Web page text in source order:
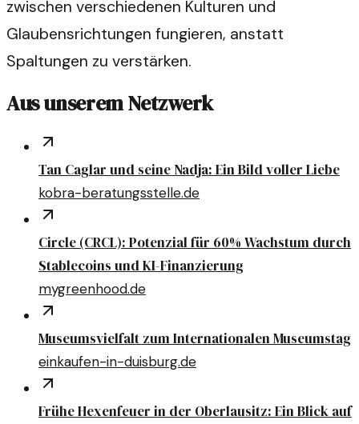
zwischen verschiedenen Kulturen und
Glaubensrichtungen fungieren, anstatt
Spaltungen zu verstärken.
Aus unserem Netzwerk
Tan Caglar und seine Nadja: Ein Bild voller Liebe
kobra-beratungsstelle.de
Circle (CRCL): Potenzial für 60% Wachstum durch
Stablecoins und KI-Finanzierung
mygreenhood.de
Museumsvielfalt zum Internationalen Museumstag
einkaufen-in-duisburg.de
Frühe Hexenfeuer in der Oberlausitz: Ein Blick auf